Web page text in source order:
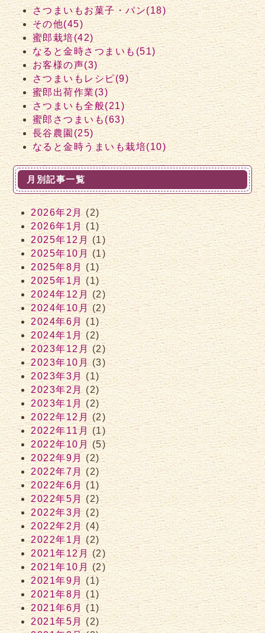
さつまいもお菓子・パン(18)
その他(45)
蜜郎栽培(42)
なると金時さつまいも(51)
お客様の声(3)
さつまいもレシピ(9)
蜜郎出荷作業(3)
さつまいも全般(21)
蜜郎さつまいも(63)
長谷農園(25)
なると金時うまいも栽培(10)
月別記事一覧
2026年2月(2)
2026年1月(1)
2025年12月(1)
2025年10月(1)
2025年8月(1)
2025年1月(1)
2024年12月(2)
2024年10月(2)
2024年6月(1)
2024年1月(2)
2023年12月(2)
2023年10月(3)
2023年3月(1)
2023年2月(2)
2023年1月(2)
2022年12月(2)
2022年11月(1)
2022年10月(5)
2022年9月(2)
2022年7月(2)
2022年6月(1)
2022年5月(2)
2022年3月(2)
2022年2月(4)
2022年1月(2)
2021年12月(2)
2021年10月(2)
2021年9月(1)
2021年8月(1)
2021年6月(1)
2021年5月(2)